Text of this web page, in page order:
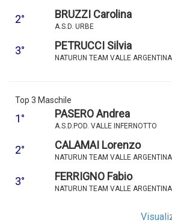
2° BRUZZI Carolina
A.S.D. URBE
3° PETRUCCI Silvia
NATURUN TEAM VALLE ARGENTINA
Top 3 Maschile
1° PASERO Andrea
A.S.D.POD. VALLE INFERNOTTO
2° CALAMAI Lorenzo
NATURUN TEAM VALLE ARGENTINA
3° FERRIGNO Fabio
NATURUN TEAM VALLE ARGENTINA